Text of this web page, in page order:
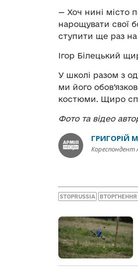
— Хоч нині місто
нарощувати свої
ступити ще раз на
Ігор Білецький
У школі разом з
ми його
костюми. Щиро
Фото та відео
ГРИГОРІЙ
Кореспондент
STOPRUSSIA